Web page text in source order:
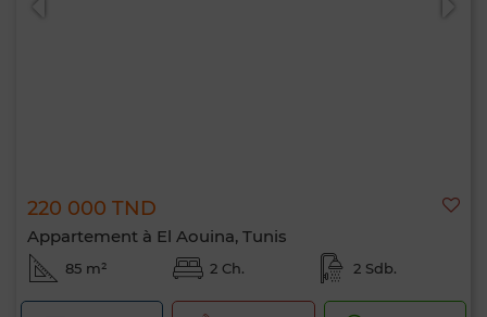
220 000 TND
Appartement à El Aouina, Tunis
85 m² 2 Ch. 2 Sdb.